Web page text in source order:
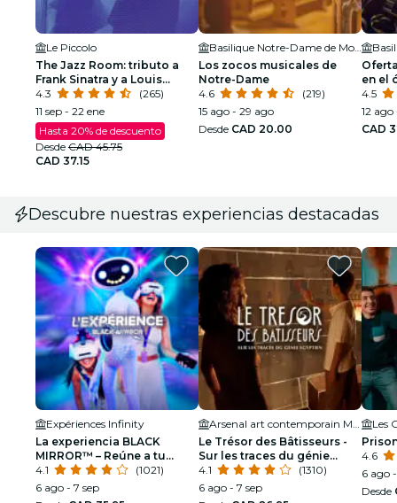
Le Piccolo
The Jazz Room: tributo a
Frank Sinatra y a Louis
Armstrong
4.3
(265)
11 sep - 22 ene
Hasta 20% de descuento
Desde CAD 45.75
CAD 37.15
Los zocos musicales de
Notre-Dame
4.6
(219)
15 ago - 29 ago
Desde CAD 20.00
en el
visita
4.5
12 ago
CAD
Descubre nuestras experiencias destacadas
Expériences Infinity
La experiencia BLACK
MIRROR™ – Reúne a tu
equipo. Sumérgete en la
trama
4.1
(1021)
6 ago - 7 sep
Le Trésor des Bâtisseurs -
Sur les traces du génie
égyptien - Montréal
4.1
(1310)
6 ago - 7 sep
Les
4.6
6 ago
Desde